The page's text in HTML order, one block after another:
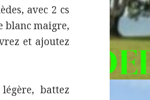
avec 2 cs
blanc maigre,
et ajoutez
légère, battez